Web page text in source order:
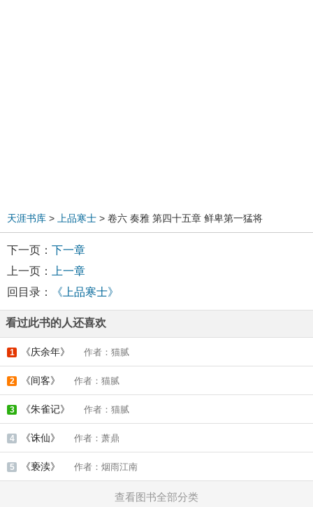
天涯书库 > 上品寒士 > 卷六 奏雅 第四十五章 鲜卑第一猛将
下一页： 下一章
上一页：
上一章
回目录：
《上品寒士》
看过此书的人还喜欢
1 《庆余年》 作者：猫腻
2 《间客》 作者：猫腻
3 《朱雀记》 作者：猫腻
4 《诛仙》 作者：萧鼎
5 《亵渎》 作者：烟雨江南
查看图书全部分类